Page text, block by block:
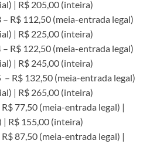
| R$ 205,00 (inteira)
R$ 112,50 (meia-entrada legal)
| R$ 225,00 (inteira)
R$ 122,50 (meia-entrada legal)
| R$ 245,00 (inteira)
R$ 132,50 (meia-entrada legal)
| R$ 265,00 (inteira)
77,50 (meia-entrada legal) |
| R$ 155,00 (inteira)
87,50 (meia-entrada legal) |